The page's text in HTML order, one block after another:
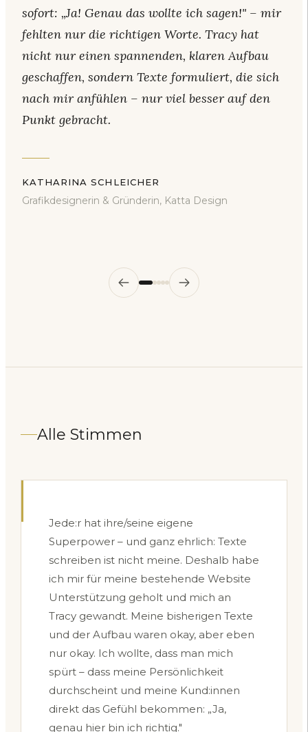
sofort: „Ja! Genau das wollte ich sagen!" – mir
fehlten nur die richtigen Worte. Tracy hat
nicht nur einen spannenden, klaren Aufbau
geschaffen, sondern Texte formuliert, die sich
nach mir anfühlen – nur viel besser auf den
Punkt gebracht.
KATHARINA SCHLEICHER
Grafikdesignerin & Gründerin, Katta Design
Alle Stimmen
Jede:r hat ihre/seine eigene
Superpower – und ganz ehrlich: Texte
schreiben ist nicht meine. Deshalb habe
ich mir für meine bestehende Website
Unterstützung geholt und mich an
Tracy gewandt. Meine bisherigen Texte
und der Aufbau waren okay, aber eben
nur okay. Ich wollte, dass man mich
spürt – dass meine Persönlichkeit
durchscheint und meine Kund:innen
direkt das Gefühl bekommen: „Ja,
genau hier bin ich richtig."